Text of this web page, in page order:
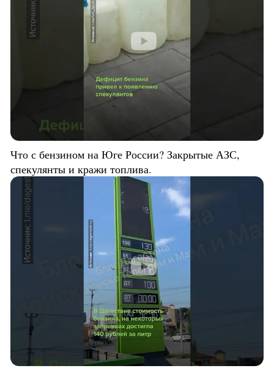
Что с бензином на Юге России? Закрытые АЗС,
спекулянты и кражи топлива.